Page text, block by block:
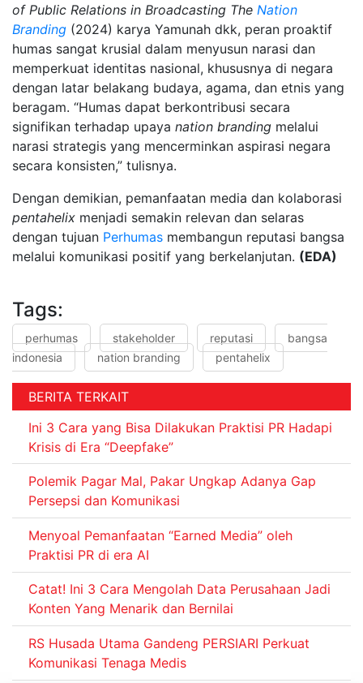
of Public Relations in Broadcasting The Nation
Branding (2024) karya Yamunah dkk, peran proaktif
humas sangat krusial dalam menyusun narasi dan
memperkuat identitas nasional, khususnya di negara
dengan latar belakang budaya, agama, dan etnis yang
beragam. “Humas dapat berkontribusi secara
signifikan terhadap upaya nation branding melalui
narasi strategis yang mencerminkan aspirasi negara
secara konsisten,” tulisnya.
Dengan demikian, pemanfaatan media dan kolaborasi
pentahelix menjadi semakin relevan dan selaras
dengan tujuan Perhumas membangun reputasi bangsa
melalui komunikasi positif yang berkelanjutan. (EDA)
Tags:
perhumas stakeholder reputasi
bangsa
indonesia
nation branding pentahelix
BERITA TERKAIT
Ini 3 Cara yang Bisa Dilakukan Praktisi PR Hadapi
Krisis di Era “Deepfake”
Polemik Pagar Mal, Pakar Ungkap Adanya Gap
Persepsi dan Komunikasi
Menyoal Pemanfaatan “Earned Media” oleh
Praktisi PR di era AI
Catat! Ini 3 Cara Mengolah Data Perusahaan Jadi
Konten Yang Menarik dan Bernilai
RS Husada Utama Gandeng PERSIARI Perkuat
Komunikasi Tenaga Medis